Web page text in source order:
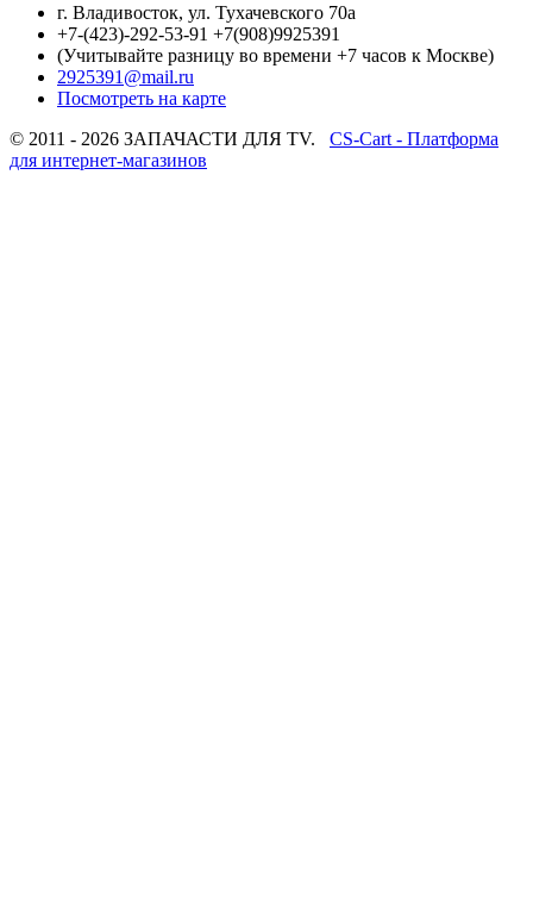
г. Владивосток, ул. Тухачевского 70а
+7-(423)-292-53-91 +7(908)9925391
(Учитывайте разницу во времени +7 часов к Москве)
2925391@mail.ru
Посмотреть на карте
© 2011 - 2026 ЗАПАЧАСТИ ДЛЯ TV. CS-Cart - Платформа
для интернет-магазинов